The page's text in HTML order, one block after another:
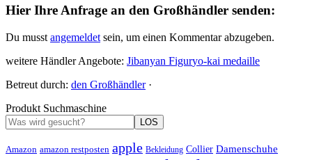
Hier Ihre Anfrage an den Großhändler senden:
Du musst angemeldet sein, um einen Kommentar abzugeben.
weitere Händler Angebote: Jibanyan Figuryo-kai medaille
Betreut durch: den Großhändler·
Produkt Suchmaschine
LOS
Amazon amazon restposten apple Bekleidung Collier Damenschuhe